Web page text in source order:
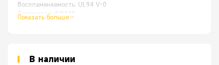
Воспламеняемость: UL94 V-0
Терминал-SG175:
Материал терминала: посеребренная медь
[ Приложение] Сверхмощный и многоцелевой универсальный набор
Показать больше
В наличии